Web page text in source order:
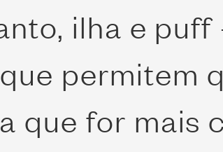
ilha e
permitem
que for mais